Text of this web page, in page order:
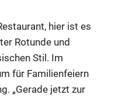
hier ist es
Rotunde und
Stil. Im
für Familienfeiern
„Gerade jetzt zur